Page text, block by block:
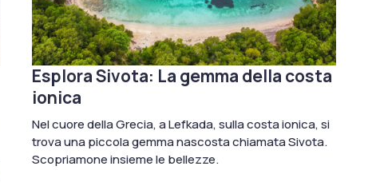
Esplora Sivota: La gemma della costa
ionica
Nel cuore della Grecia, a Lefkada, sulla costa ionica, si
trova una piccola gemma nascosta chiamata Sivota.
Scopriamone insieme le bellezze.